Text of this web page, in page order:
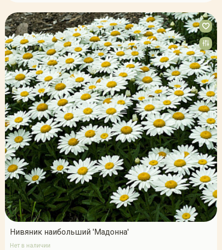
Нивяник наибольший 'Мадонна'
Нет в наличии